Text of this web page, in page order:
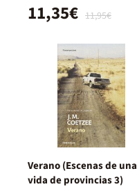
11,95€
11,35€
Verano (Escenas de una
vida de provincias 3)